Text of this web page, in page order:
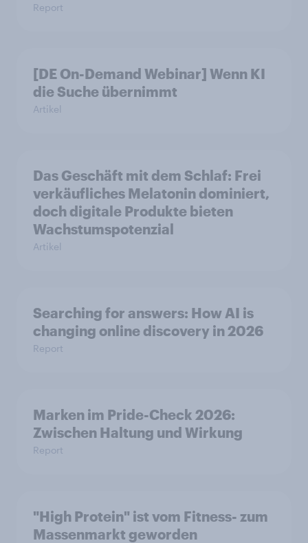
Report
[DE On-Demand Webinar] Wenn KI
die Suche übernimmt
Artikel
Das Geschäft mit dem Schlaf: Frei
verkäufliches Melatonin dominiert,
doch digitale Produkte bieten
Wachstumspotenzial
Artikel
Searching for answers: How AI is
changing online discovery in 2026
Report
Marken im Pride-Check 2026:
Zwischen Haltung und Wirkung
Report
"High Protein" ist vom Fitness- zum
Massenmarkt geworden